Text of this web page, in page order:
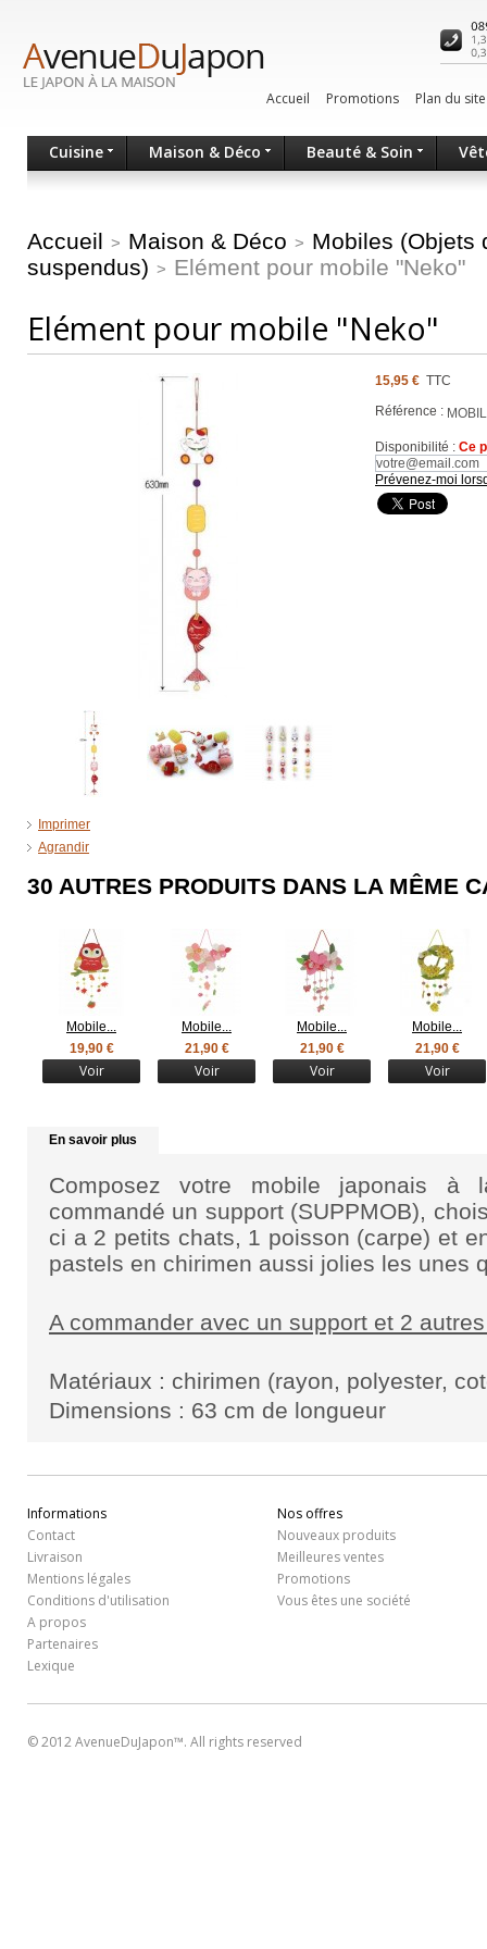
Accueil Promotions Plan du site
Cuisine Maison & Déco Beauté & Soin
Accueil > Maison & Déco > Mobiles (Objets
suspendus) > Elément pour mobile "Neko"
Elément pour mobile "Neko"
Imprimer
Agrandir
15,95 € TTC
Référence :
Disponibilité : Ce
Prévenez-moi
30 AUTRES PRODUITS DANS LA MÊME
Mobile...
19,90 €
Voir
Mobile...
21,90 €
Voir
Mobile...
21,90 €
Voir
Mobile...
21,90 €
Voir
En savoir plus
Composez votre mobile japonais à
commandé un support (SUPPMOB),
ci a 2 petits chats, 1 poisson (carpe) et
pastels en chirimen aussi jolies les unes
A commander avec un support et 2
Matériaux : chirimen (rayon, polyester,
Dimensions : 63 cm de longueur
Informations
Contact
Livraison
Mentions légales
Conditions d'utilisation
A propos
Partenaires
Lexique
Nos offres
Nouveaux produits
Meilleures ventes
Promotions
Vous êtes une société
© 2012 AvenueDuJapon™. All rights reserved